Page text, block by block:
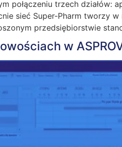
połączeniu trzech
sieć Super-Pharm tworzy
przedsiębiorstwie
w